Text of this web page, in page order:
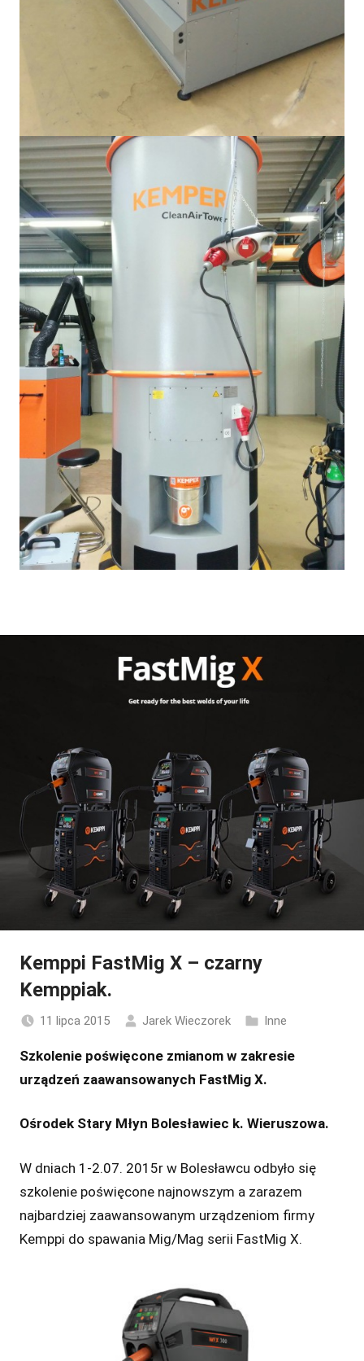
Kemppi FastMig X – czarny
Kemppiak.
11 lipca 2015 Jarek Wieczorek Inne
Szkolenie poświęcone zmianom w zakresie
urządzeń zaawansowanych FastMig X.
Ośrodek Stary Młyn Bolesławiec k. Wieruszowa.
W dniach 1-2.07. 2015r w Bolesławcu odbyło się
szkolenie poświęcone najnowszym a zarazem
najbardziej zaawansowanym urządzeniom firmy
Kemppi do spawania Mig/Mag serii FastMig X.